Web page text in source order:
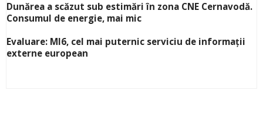
Dunărea a scăzut sub estimări în zona CNE Cernavodă.
Consumul de energie, mai mic
Evaluare: MI6, cel mai puternic serviciu de informații
externe european